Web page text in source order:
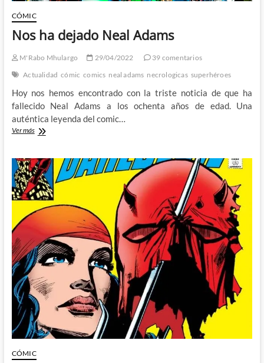
CÓMIC
Nos ha dejado Neal Adams
M'Rabo Mhulargo 29/04/2022
39 comentarios
Actualidad cómic comics neal adams necrologicas superhéroes
Hoy nos hemos encontrado con la triste noticia de que ha
fallecido Neal Adams a los ochenta años de edad. Una
auténtica leyenda del comic…
Ver másNos
Neal
Adams
CÓMIC